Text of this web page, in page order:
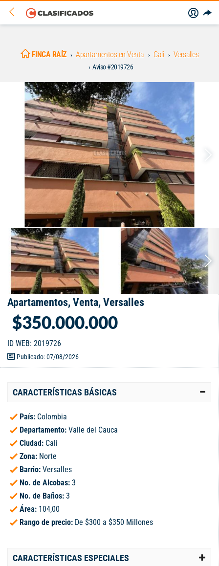
FINCA RAÍZ Apartamentos en Venta Cali Versalles
Aviso #2019726
Apartamentos, Venta, Versalles
$350.000.000
ID WEB: 2019726
Publicado: 07/08/2026
CARACTERÍSTICAS BÁSICAS
País: Colombia
Departamento: Valle del Cauca
Ciudad: Cali
Zona: Norte
Barrio: Versalles
No. de Alcobas: 3
No. de Baños: 3
Área: 104,00
Rango de precio: De $300 a $350 Millones
CARACTERÍSTICAS ESPECIALES